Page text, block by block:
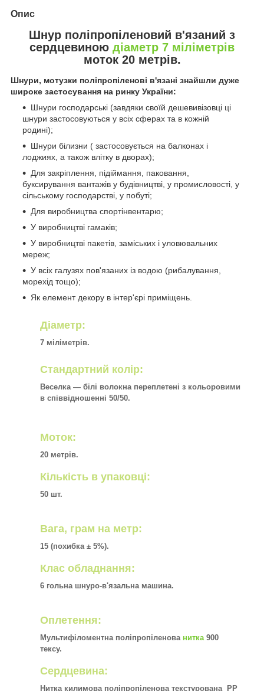
Опис
Шнур поліпропіленовий в'язаний з
сердцевиною діаметр 7 міліметрів
моток 20 метрів.
Шнури, мотузки поліпропіленові в'язані знайшли дуже
широке застосування на ринку України:
Шнури господарські (завдяки своїй дешевивізовці ці
шнури застосовуються у всіх сферах та в кожній
родині);
Шнури білизни ( застосовується на балконах і
лоджиях, а також влітку в дворах);
Для закріплення, підіймання, паковання,
буксирування вантажів у будівництві, у промисловості, у
сільському господарстві, у побуті;
Для виробництва спортінвентарю;
У виробництві гамаків;
У виробництві пакетів, заміських і уловювальних
мереж;
У всіх галузях пов'язаних із водою (рибалування,
морехід тощо);
Як елемент декору в інтер'єрі приміщень.
Діаметр:
7 міліметрів.
Стандартний колір:
Веселка — білі волокна переплетені з кольоровими
в співвідношенні 50/50.
Моток:
20 метрів.
Кількість в упаковці:
50 шт.
Вага, грам на метр:
15 (похибка ± 5%).
Клас обладнання:
6 гольна шнуро-в'язальна машина.
Оплетення:
Мультифіломентна поліпропіленова нитка900
тексу.
Сердцевина:
Нитка килимова поліпропіленова текстурована PP